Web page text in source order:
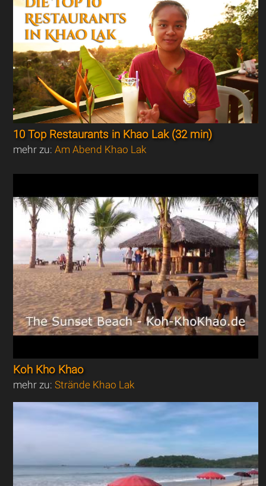
10 Top Restaurants in Khao Lak (32 min)
mehr zu:Am Abend Khao Lak
Koh Kho Khao
mehr zu:Strände Khao Lak